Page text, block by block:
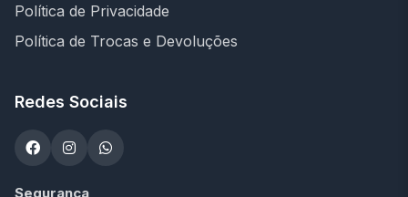
Política de Privacidade
Política de Trocas e Devoluções
Redes Sociais
Segurança